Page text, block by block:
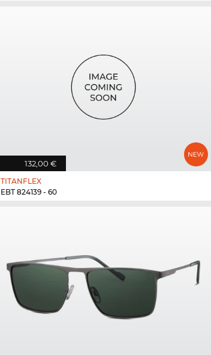
132,00 €
TITANFLEX
EBT 824139 - 60